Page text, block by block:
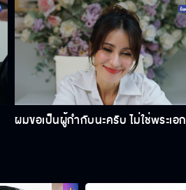
ผมขอเป็นผู้กำกับนะครับ ไม่ใช่พระเอก